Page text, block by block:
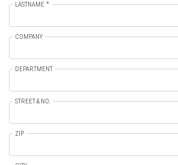
LASTNAME
COMPANY
DEPARTMENT
STREET & NO.
ZIP